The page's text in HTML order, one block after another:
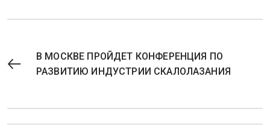
В МОСКВЕ ПРОЙДЕТ КОНФЕРЕНЦИЯ ПО
РАЗВИТИЮ ИНДУСТРИИ СКАЛОЛАЗАНИЯ